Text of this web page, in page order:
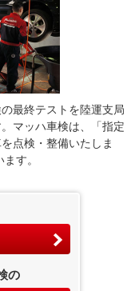
最終テストを陸運支局
マッハ車検は、「指定
点検・整備いたしま
す。
の